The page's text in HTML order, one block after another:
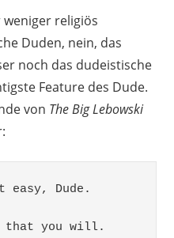
religiös
Duden, nein, das
noch das dudeistische
Feature des Dude.
von The Big Lebowski